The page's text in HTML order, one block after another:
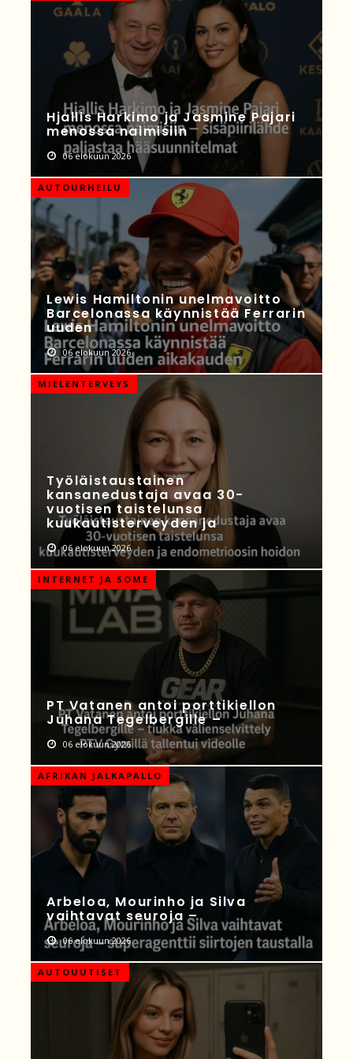
Hjallis Harkimo ja Jasmine Pajari
menossa naimisiin
06 elokuun 2026
AUTOURHEILU
Lewis Hamiltonin unelmavoitto
Barcelonassa käynnistää Ferrarin
uuden
06 elokuun 2026
MIELENTERVEYS
Työläistaustainen
kansanedustaja avaa 30-
vuotisen taistelunsa
kuukautisterveyden ja
06 elokuun 2026
INTERNET JA SOME
PT Vatanen antoi porttikiellon
Juhana Tegelbergille –
06 elokuun 2026
AFRIKAN JALKAPALLO
Arbeloa, Mourinho ja Silva
vaihtavat seuroja –
06 elokuun 2026
AUTOUUTISET